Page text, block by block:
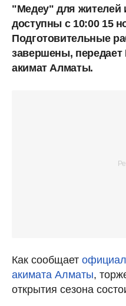
"Медеу" для жителей
доступны с 10:00 15
Подготовительные
завершены, передает
акимат Алматы.
Как сообщает
акимата Алматы,
открытия сезона